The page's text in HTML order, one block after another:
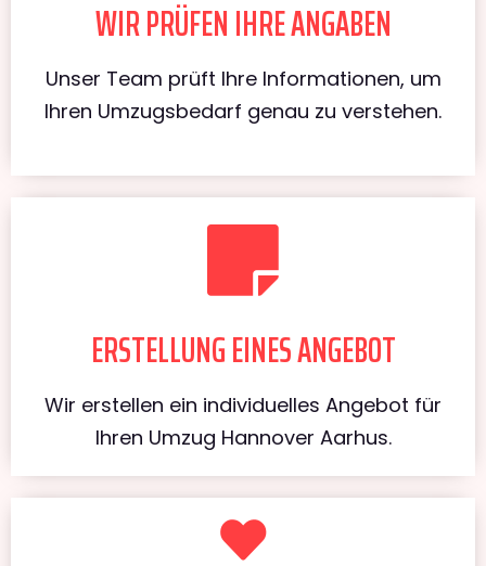
WIR PRÜFEN IHRE ANGABEN
Unser Team prüft Ihre Informationen, um
Ihren Umzugsbedarf genau zu verstehen.
ERSTELLUNG EINES ANGEBOT
Wir erstellen ein individuelles Angebot für
Ihren Umzug Hannover Aarhus.